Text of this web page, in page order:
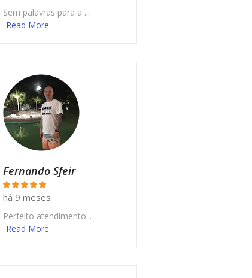
Sem palavras para a ...
Read More
Fernando Sfeir
há 9 meses
Perfeito atendimento...
Read More